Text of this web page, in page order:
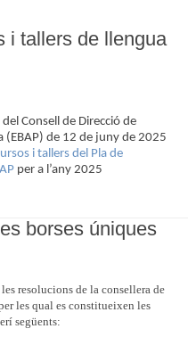
i tallers de llengua
Consell de Direcció de
(EBAP) de 12 de juny de 2025
i tallers del Pla de
per a l’any 2025
borses úniques
resolucions de la consellera de
les qual es constitueixen les
següents: